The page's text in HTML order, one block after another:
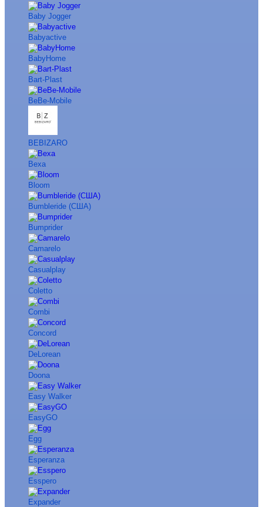
Baby Jogger
Babyactive
BabyHome
Bart-Plast
BeBe-Mobile
BEBIZARO
Bexa
Bloom
Bumbleride (США)
Bumprider
Camarelo
Casualplay
Coletto
Combi
Concord
DeLorean
Doona
Easy Walker
EasyGO
Egg
Esperanza
Esspero
Expander